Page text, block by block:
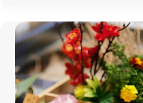
區
美
食
推
薦
｜
高
雄
太
迷
人！
從
48
小
時
發